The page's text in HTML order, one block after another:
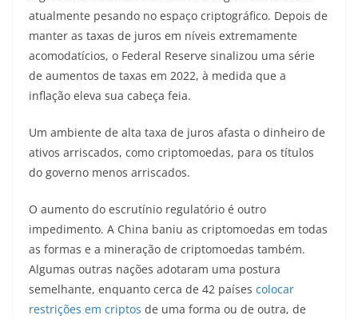
atualmente pesando no espaço criptográfico. Depois de
manter as taxas de juros em níveis extremamente
acomodatícios, o Federal Reserve sinalizou uma série
de aumentos de taxas em 2022, à medida que a
inflação eleva sua cabeça feia.
Um ambiente de alta taxa de juros afasta o dinheiro de
ativos arriscados, como criptomoedas, para os títulos
do governo menos arriscados.
O aumento do escrutínio regulatório é outro
impedimento. A China baniu as criptomoedas em todas
as formas e a mineração de criptomoedas também.
Algumas outras nações adotaram uma postura
semelhante, enquanto cerca de 42 países colocar
restrições em criptos de uma forma ou de outra, de